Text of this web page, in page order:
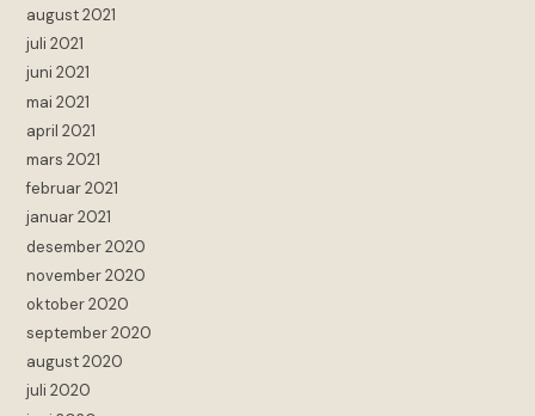
august 2021
juli 2021
juni 2021
mai 2021
april 2021
mars 2021
februar 2021
januar 2021
desember 2020
november 2020
oktober 2020
september 2020
august 2020
juli 2020